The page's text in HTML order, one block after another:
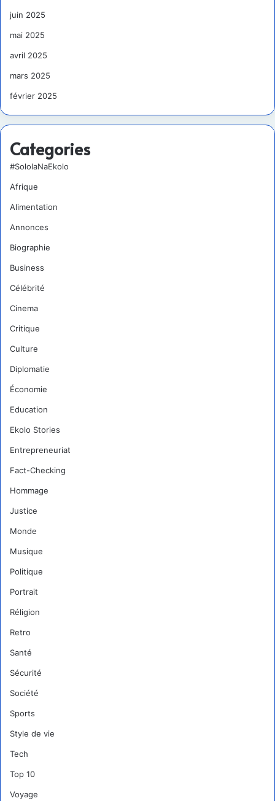
juin 2025
mai 2025
avril 2025
mars 2025
février 2025
Categories
#SololaNaEkolo
Afrique
Alimentation
Annonces
Biographie
Business
Célébrité
Cinema
Critique
Culture
Diplomatie
Économie
Education
Ekolo Stories
Entrepreneuriat
Fact-Checking
Hommage
Justice
Monde
Musique
Politique
Portrait
Réligion
Retro
Santé
Sécurité
Société
Sports
Style de vie
Tech
Top 10
Voyage